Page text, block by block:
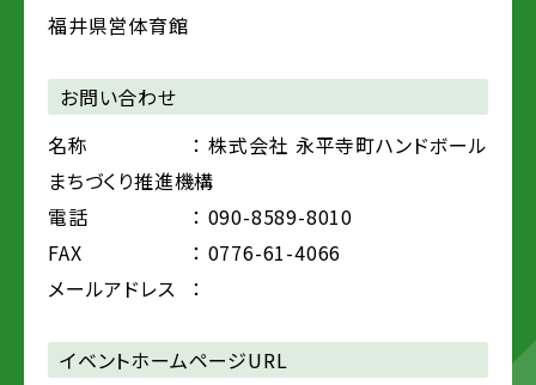
福井県営体育館
お問い合わせ
名称
： 株式会社 永平寺町ハンドボール
まちづくり推進機構
電話
： 090-8589-8010
FAX
： 0776-61-4066
メールアドレス
：
イベントホームページURL